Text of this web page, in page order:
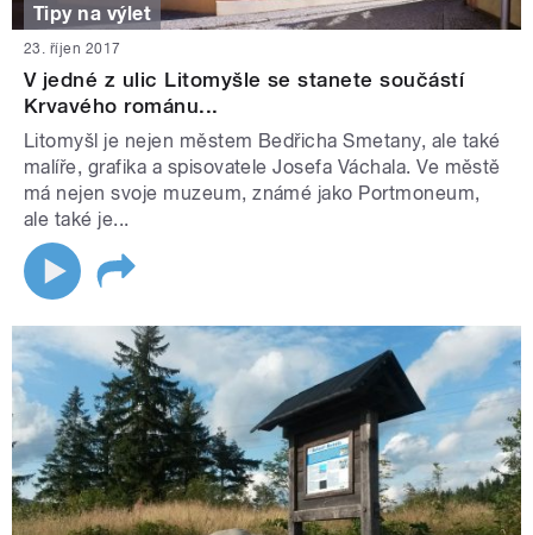
Tipy na výlet
23. říjen 2017
V jedné z ulic Litomyšle se stanete součástí
Krvavého románu...
Litomyšl je nejen městem Bedřicha Smetany, ale také
malíře, grafika a spisovatele Josefa Váchala. Ve městě
má nejen svoje muzeum, známé jako Portmoneum,
ale také je...